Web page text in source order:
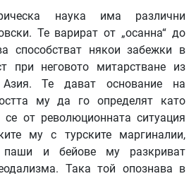
наука има различни
Те варират от „осанна“ до
способстват някои забежки в
при неговото митарстване из
Те дават основание на
му да го определят като
се от революционната ситуация
му с турските маргиналии,
и бейове му разкриват
Така той опознава в